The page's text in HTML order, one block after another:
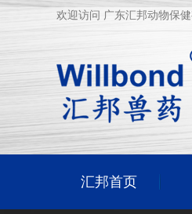
欢迎访问 广东汇邦动物保
汇邦首页